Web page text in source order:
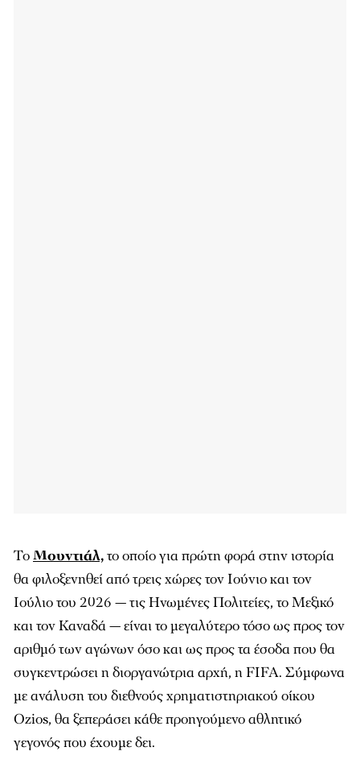
ΤοΜουντιάλ,το οποίο για πρώτη φορά στην ιστορία
θα φιλοξενηθεί από τρεις χώρες τον Ιούνιο και τον
Ιούλιο του 2026 — τις Ηνωμένες Πολιτείες, το Μεξικό
και τον Καναδά — είναι το μεγαλύτερο τόσο ως προς τον
αριθμό των αγώνων όσο και ως προς τα έσοδα που θα
συγκεντρώσει η διοργανώτρια αρχή, η FIFA. Σύμφωνα
με ανάλυση του διεθνούς χρηματιστηριακού οίκου
Ozios, θα ξεπεράσει κάθε προηγούμενο αθλητικό
γεγονός που έχουμε δει.